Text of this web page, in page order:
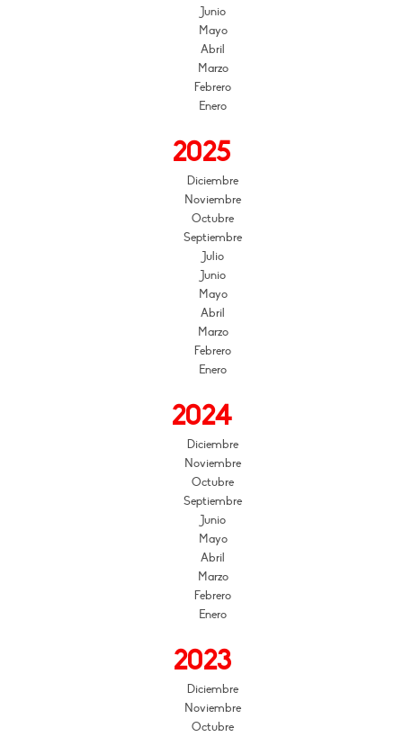
Junio
Mayo
Abril
Marzo
Febrero
Enero
2025
Diciembre
Noviembre
Octubre
Septiembre
Julio
Junio
Mayo
Abril
Marzo
Febrero
Enero
2024
Diciembre
Noviembre
Octubre
Septiembre
Junio
Mayo
Abril
Marzo
Febrero
Enero
2023
Diciembre
Noviembre
Octubre